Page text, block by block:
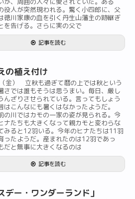
役人が突然現われる。驚く小四郎に、父
徳川家康の血を引く丹生山藩主の跡継ぎ
を告げる。さらに実の父で
記事を読む
の植え付け
金） 立秋も過ぎて暦の上では秋という
さでは誰もそうは思うまい。毎日、厳し
んざりさせられている。言ってもしょう
はこんなにも暑くはなかったようだ。
の川ではカモの一家の姿が見られる。今
ナたちも大きくなって親カモと変わらな
みると12羽いる。今年のヒナたちは11羽
ったようだ。産まれたのは12羽であっ
だと無事に大きくなるのは
記事を読む
デー・ワンダーランド」